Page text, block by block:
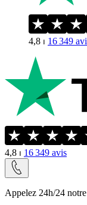
4,8 ⏐ 16 349
4,8 ⏐ 16 349 avis
Appelez 24h/24